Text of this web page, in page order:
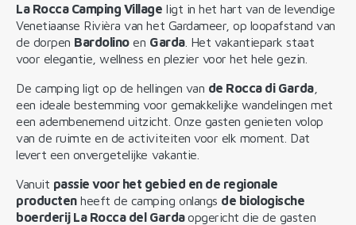
La Rocca Camping Village ligt in het hart van de levendige
Venetiaanse Rivièra van het Gardameer, op loopafstand van
de dorpen Bardolinoen Garda. Het vakantiepark staat
voor elegantie, wellness en plezier voor het hele gezin.
De camping ligt op de hellingen van de Rocca di Garda,
een ideale bestemming voor gemakkelijke wandelingen met
een adembenemend uitzicht. Onze gasten genieten volop
van de ruimte en de activiteiten voor elk moment. Dat
levert een onvergetelijke vakantie.
Vanuit passie voor het gebied en de regionale
productenheeft de camping onlangs de biologische
boerderij La Rocca del Gardaopgericht die de gasten